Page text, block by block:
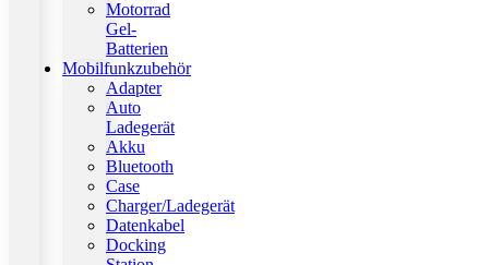
Motorrad
Gel-
Batterien
Mobilfunkzubehör
Adapter
Auto
Ladegerät
Akku
Bluetooth
Case
Charger/Ladegerät
Datenkabel
Docking